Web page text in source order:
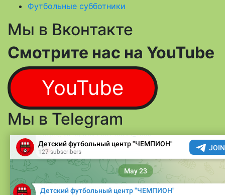
Футбольные субботники
Мы в Вконтакте
Смотрите нас на YouTube
YouTube
Мы в Telegram